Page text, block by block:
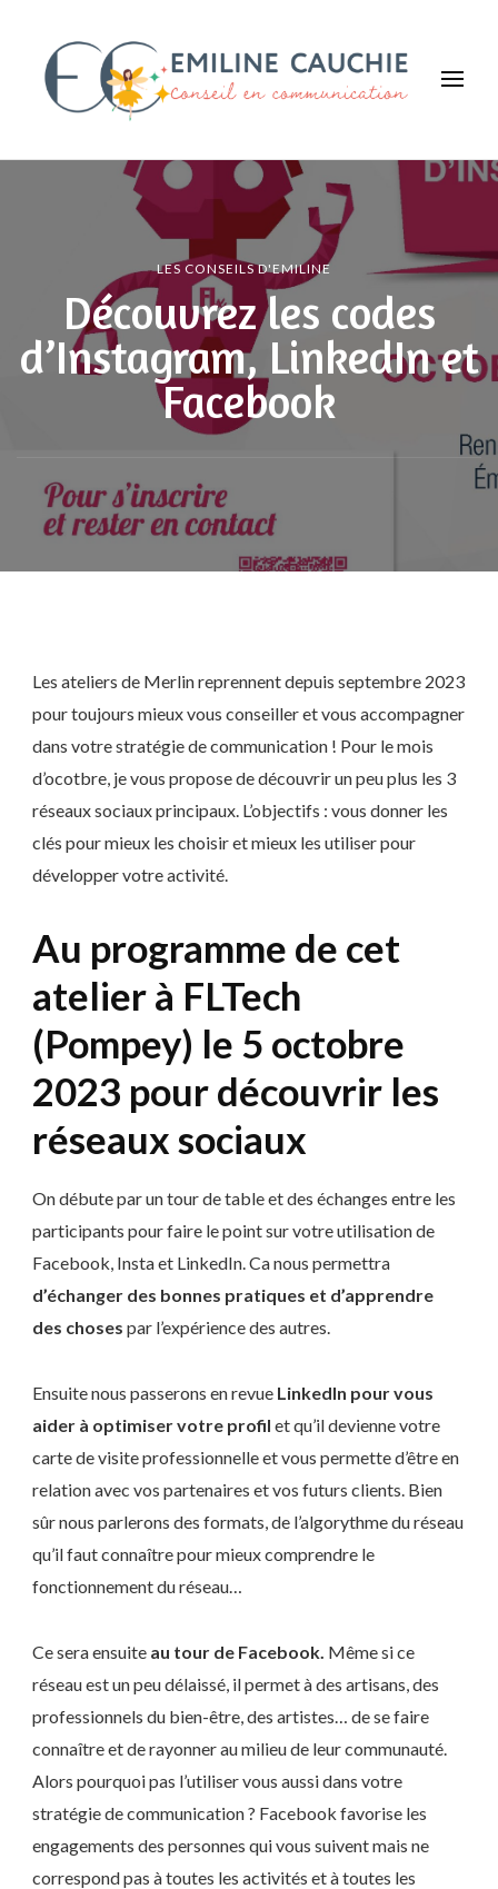
Emiline CAUCHIE
Faites savoir que vous existez !
LES CONSEILS D'EMILINE
Découvrez les codes
d’Instagram, LinkedIn et
Facebook
Les ateliers de Merlin reprennent depuis septembre 2023
pour toujours mieux vous conseiller et vous accompagner
dans votre stratégie de communication ! Pour le mois
d’ocotbre, je vous propose de découvrir un peu plus les 3
réseaux sociaux principaux. L’objectifs : vous donner les
clés pour mieux les choisir et mieux les utiliser pour
développer votre activité.
Au programme de cet
atelier à FLTech
(Pompey) le 5 octobre
2023 pour découvrir les
réseaux sociaux
On débute par un tour de table et des échanges entre les
participants pour faire le point sur votre utilisation de
Facebook, Insta et LinkedIn. Ca nous permettra
d’échanger des bonnes pratiques et d’apprendre
des choses par l’expérience des autres.
Ensuite nous passerons en revue LinkedIn pour vous
aider à optimiser votre profil et qu’il devienne votre
carte de visite professionnelle et vous permette d’être en
relation avec vos partenaires et vos futurs clients. Bien
sûr nous parlerons des formats, de l’algorythme du réseau
qu’il faut connaître pour mieux comprendre le
fonctionnement du réseau…
Ce sera ensuite au tour de Facebook. Même si ce
réseau est un peu délaissé, il permet à des artisans, des
professionnels du bien-être, des artistes… de se faire
connaître et de rayonner au milieu de leur communauté.
Alors pourquoi pas l’utiliser vous aussi dans votre
stratégie de communication ? Facebook favorise les
engagements des personnes qui vous suivent mais ne
correspond pas à toutes les activités et à toutes les